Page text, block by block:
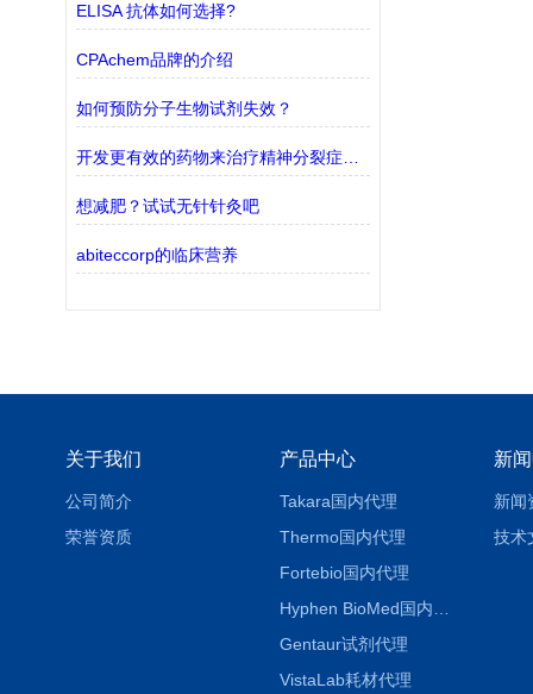
ELISA 抗体如何选择?
CPAchem品牌的介绍
如何预防分子生物试剂失效？
想减肥？试试无针针灸吧
abiteccorp的临床营养
关于我们
公司简介
荣誉资质
产品中心
Takara国内代理
Thermo国内代理
Fortebio国内代理
Gentaur试剂代理
VistaLab耗材代理
新
新闻
技术